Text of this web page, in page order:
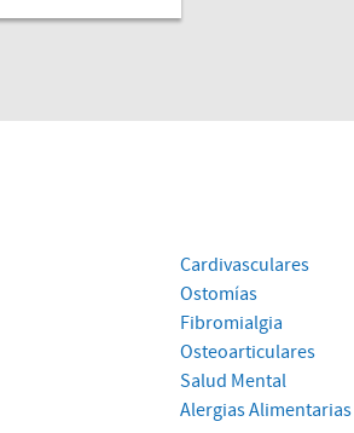
Cardivasculares
Ostomías
Fibromialgia
Osteoarticulares
Salud Mental
Alergias Alimentarias